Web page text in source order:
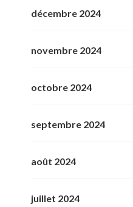
décembre 2024
novembre 2024
octobre 2024
septembre 2024
août 2024
juillet 2024